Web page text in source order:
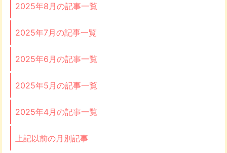
2025年8月の記事一覧
2025年7月の記事一覧
2025年6月の記事一覧
2025年5月の記事一覧
2025年4月の記事一覧
上記以前の月別記事